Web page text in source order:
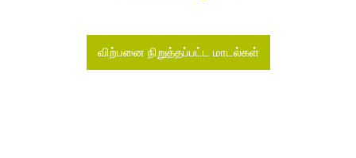
விற்பனை நிறுத்தப்பட்ட மாடல்கள்